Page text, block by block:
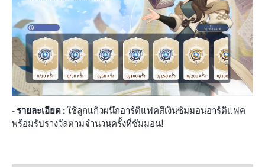
- รายละเอียด :ใช้ลูกแก้วผนึกอาร์ติแฟคสีเงินซัมมอนอาร์ติแฟค
พร้อมรับรางวัลตามจำนวนครั้งที่ซัมมอน!